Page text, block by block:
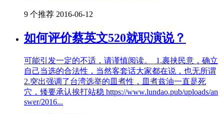
9 个推荐 2016-06-12
如何评价蔡英文520就职演说？
可能引发一定的不适，请谨慎阅读。 1.裹挟民意，确立
自己当选的合法性，当然客套话大家都在说，也无所谓
2.突出强调了台湾选举的皿煮性，皿煮兹油一直是死
穴，矮要承认挨打站稳 https://www.lundao.pub/uploads/an
swer/2016...